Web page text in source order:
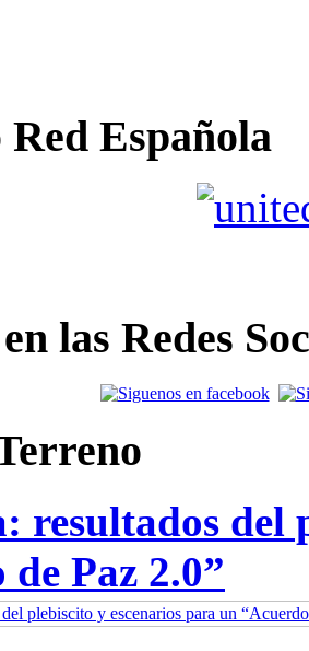
Española
las Redes
resultados del
Paz 2.0”